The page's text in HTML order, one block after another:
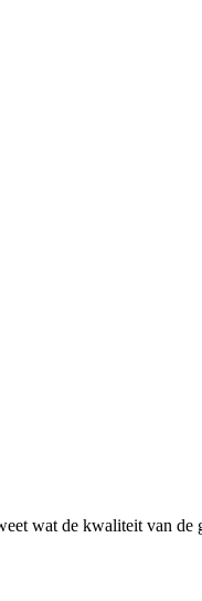
wat de kwaliteit van